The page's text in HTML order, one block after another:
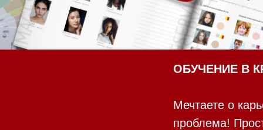
ОБУЧЕНИЕ В
Мечтаете о
проблема!